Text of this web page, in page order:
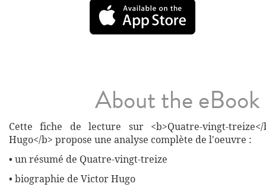
About the eBook
Cette fiche de lecture sur <b>Quatre-vingt-
Hugo</b> propose une analyse complète de l'oeuvre :
• un résumé de Quatre-vingt-treize
• biographie de Victor Hugo